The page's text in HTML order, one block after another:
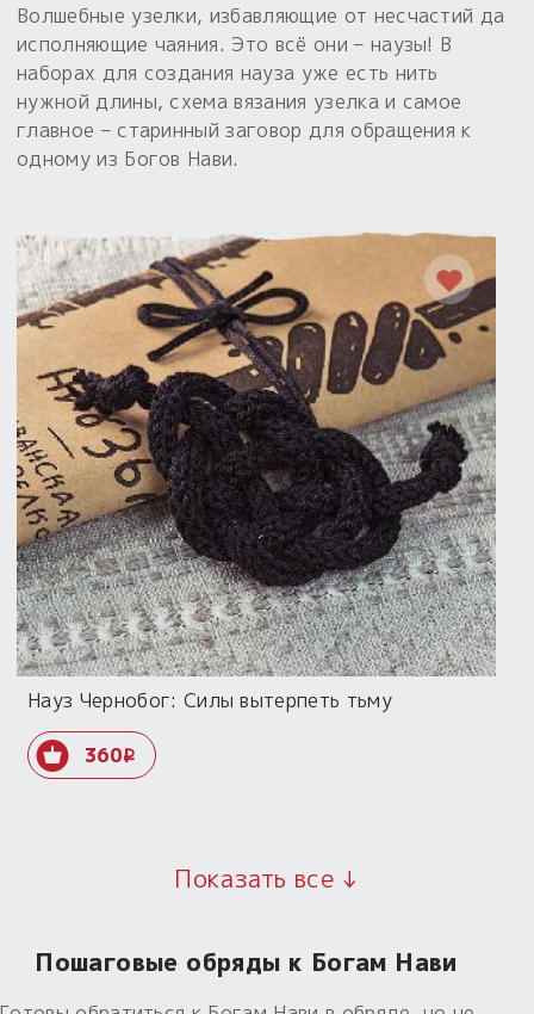
Волшебные узелки, избавляющие от несчастий да
исполняющие чаяния. Это всё они – наузы! В
наборах для создания науза уже есть нить
нужной длины, схема вязания узелка и самое
главное – старинный заговор для обращения к
одному из Богов Нави.
Науз Чернобог: Силы вытерпеть тьму
360i
Показать все ↓
Пошаговые обряды к Богам Нави